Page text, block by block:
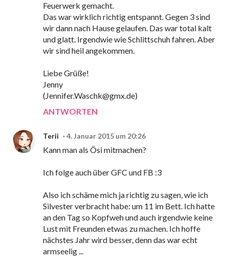
Feuerwerk gemacht.
Das war wirklich richtig entspannt. Gegen 3 sind
wir dann nach Hause gelaufen. Das war total kalt
und glatt. Irgendwie wie Schlittschuh fahren. Aber
wir sind heil angekommen.
Liebe Grüße!
Jenny
(Jennifer.Waschk@gmx.de)
ANTWORTEN
Terii 4. Januar 2015 um 20:26
Kann man als Ösi mitmachen?
Ich folge auch über GFC und FB :3
Also ich schäme mich ja richtig zu sagen, wie ich
Silvester verbracht habe: um 11 im Bett. Ich hatte
an den Tag so Kopfweh und auch irgendwie keine
Lust mit Freunden etwas zu machen. Ich hoffe
nächstes Jahr wird besser, denn das war echt
armseelig ...